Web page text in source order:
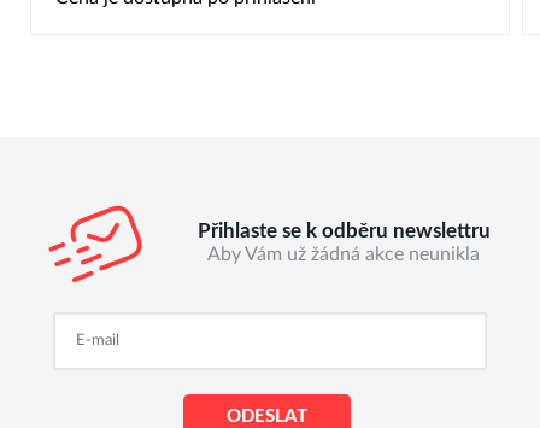
Přihlaste se k odběru newslettru
Aby Vám už žádná akce neunikla
ODESLAT